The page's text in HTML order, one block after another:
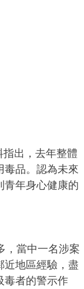
毒品。認為未來
青年身心健康的
近地區經驗，盡
毒者的警示作